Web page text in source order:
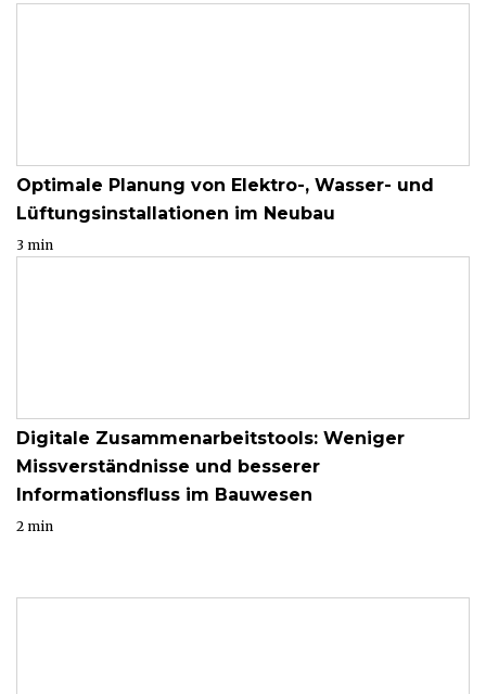
Optimale Planung von Elektro-, Wasser- und
Lüftungsinstallationen im Neubau
3 min
Digitale Zusammenarbeitstools: Weniger
Missverständnisse und besserer
Informationsfluss im Bauwesen
2 min